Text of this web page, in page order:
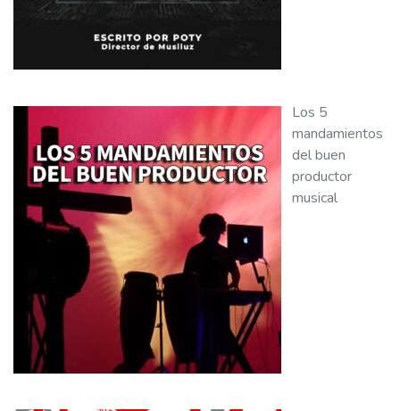
Los 5
mandamientos
del buen
productor
musical